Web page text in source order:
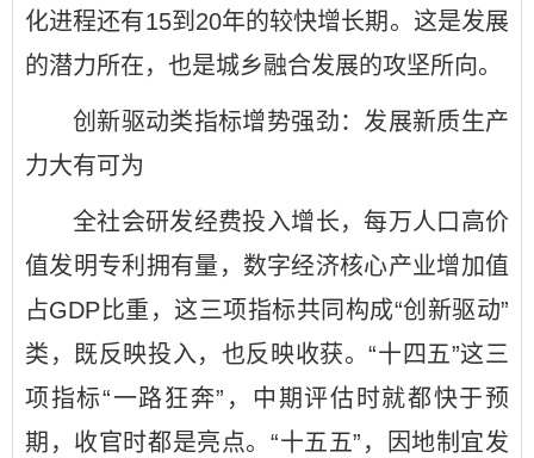
化进程还有15到20年的较快增长期。这是发展
的潜力所在，也是城乡融合发展的攻坚所向。
创新驱动类指标增势强劲：发展新质生产
力大有可为
全社会研发经费投入增长，每万人口高价
值发明专利拥有量，数字经济核心产业增加值
占GDP比重，这三项指标共同构成“创新驱动”
类，既反映投入，也反映收获。“十四五”这三
项指标“一路狂奔”，中期评估时就都快于预
期，收官时都是亮点。“十五五”，因地制宜发